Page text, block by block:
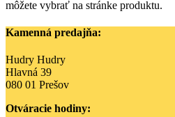
môžete vybrať na stránke produktu.
Kamenná predajňa:
Hudry Hudry
Hlavná 39
080 01 Prešov
Otváracie hodiny: